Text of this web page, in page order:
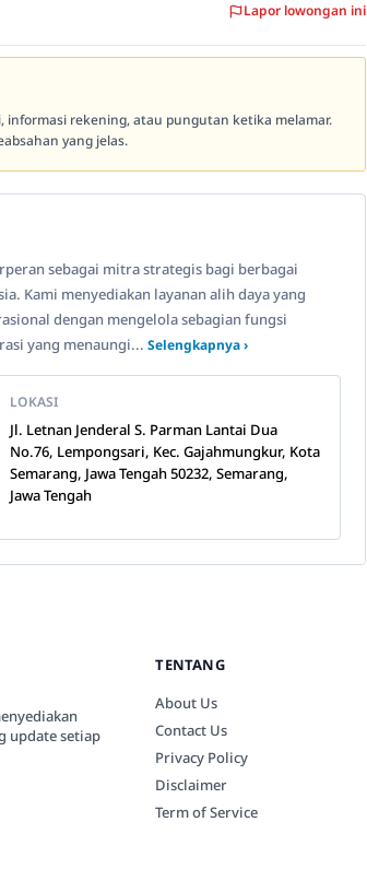
Lapor lowongan ini
informasi rekening, atau pungutan ketika melamar.
yang jelas.
sebagai mitra strategis bagi berbagai
Kami menyediakan layanan alih daya yang
dengan mengelola sebagian fungsi
yang menaungi... Selengkapnya ›
LOKASI
Jl. Letnan Jenderal S. Parman Lantai Dua
No.76, Lempongsari, Kec. Gajahmungkur, Kota
Semarang, Jawa Tengah 50232, Semarang,
Jawa Tengah
update setiap
TENTANG
About Us
Contact Us
Privacy Policy
Disclaimer
Term of Service